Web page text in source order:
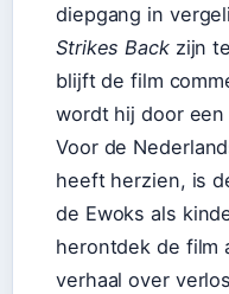
diepgang in
Strikes Backzijn
blijft de film
wordt hij door
Voor de
heeft herzien, is
de Ewoks als
herontdek de film
verhaal over